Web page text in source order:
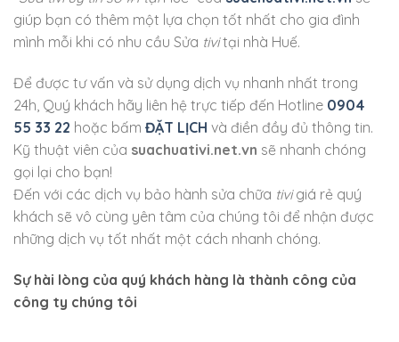
giúp bạn có thêm một lựa chọn tốt nhất cho gia đình
mình mỗi khi có nhu cầu Sửa tivitại nhà Huế.
Để được tư vấn và sử dụng dịch vụ nhanh nhất trong
24h, Quý khách hãy liên hệ trực tiếp đến Hotline 0904
55 33 22 hoặc bấm ĐẶT LỊCH và điền đầy đủ thông tin.
Kỹ thuật viên của suachuativi.net.vn sẽ nhanh chóng
gọi lại cho bạn!
Đến với các dịch vụ bảo hành sửa chữa tivigiá rẻ quý
khách sẽ vô cùng yên tâm của chúng tôi để nhận được
những dịch vụ tốt nhất một cách nhanh chóng.
Sự hài lòng của quý khách hàng là thành công của
công ty chúng tôi